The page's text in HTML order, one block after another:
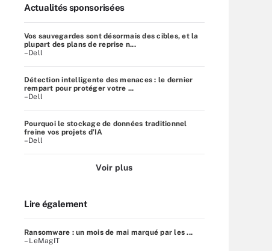
Actualités sponsorisées
Vos sauvegardes sont désormais des cibles, et la
plupart des plans de reprise n...
–Dell
Détection intelligente des menaces : le dernier
rempart pour protéger votre ...
–Dell
Pourquoi le stockage de données traditionnel
freine vos projets d’IA
–Dell
Voir plus
Lire également
Ransomware : un mois de mai marqué par les ...
– LeMagIT